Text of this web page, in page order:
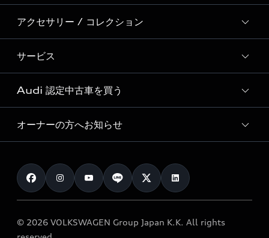
Audi Sport
Formula 1®
デジタルサービス
新車在庫検索
試乗車・展示車検索
見積り依頼
試乗予約
モデル一覧
特別仕様モデル / 限定モデル
e-tronラインアップ
価格シミュレーション
車両比較
カタログ一覧
アクセサリー / コレクション
純正アクセサリー
オンラインショップ
Audi collection
アウディナビアプリ
サービス
サービス入庫予約
サービスプログラム
メンテナンス
車検 / 定期点検
e-tronアフターサポート
Audi 認定中古車を買う
Audi認定中古車
クオリティ
保証
メンテナンス
オーナーの方へお知らせ
お知らせ
オーナー様向けキャンペーン
特定整備適用車一覧
© 2026 VOLKSWAGEN Group Japan K.K. All rights